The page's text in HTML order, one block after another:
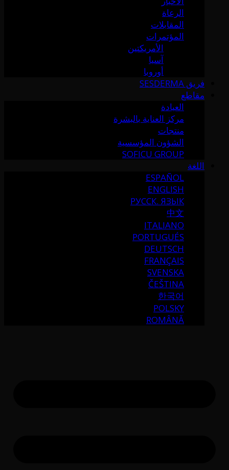
الرعاة
المقابلات
المؤتمرات
الأمريكتين
آسيا
أوروبا
فريق SESDERMA
مقاطع
العيادة
مركز العناية بالبشرة
منتجات
الشؤون المؤسسية
SOFICU GROUP
اللغة
ESPAÑOL
ENGLISH
РУССК. ЯЗЫК
中文
ITALIANO
PORTUGUÉS
DEUTSCH
FRANÇAIS
SVENSKA
ČEŠTINA
한국어
POLSKY
ROMÂNĂ